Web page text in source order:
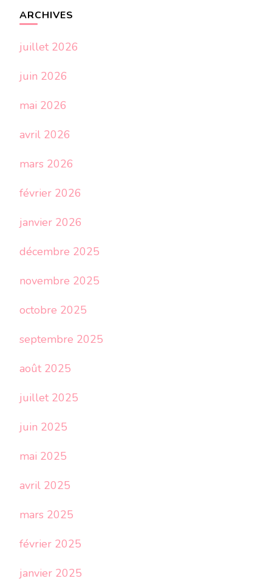
ARCHIVES
juillet 2026
juin 2026
mai 2026
avril 2026
mars 2026
février 2026
janvier 2026
décembre 2025
novembre 2025
octobre 2025
septembre 2025
août 2025
juillet 2025
juin 2025
mai 2025
avril 2025
mars 2025
février 2025
janvier 2025